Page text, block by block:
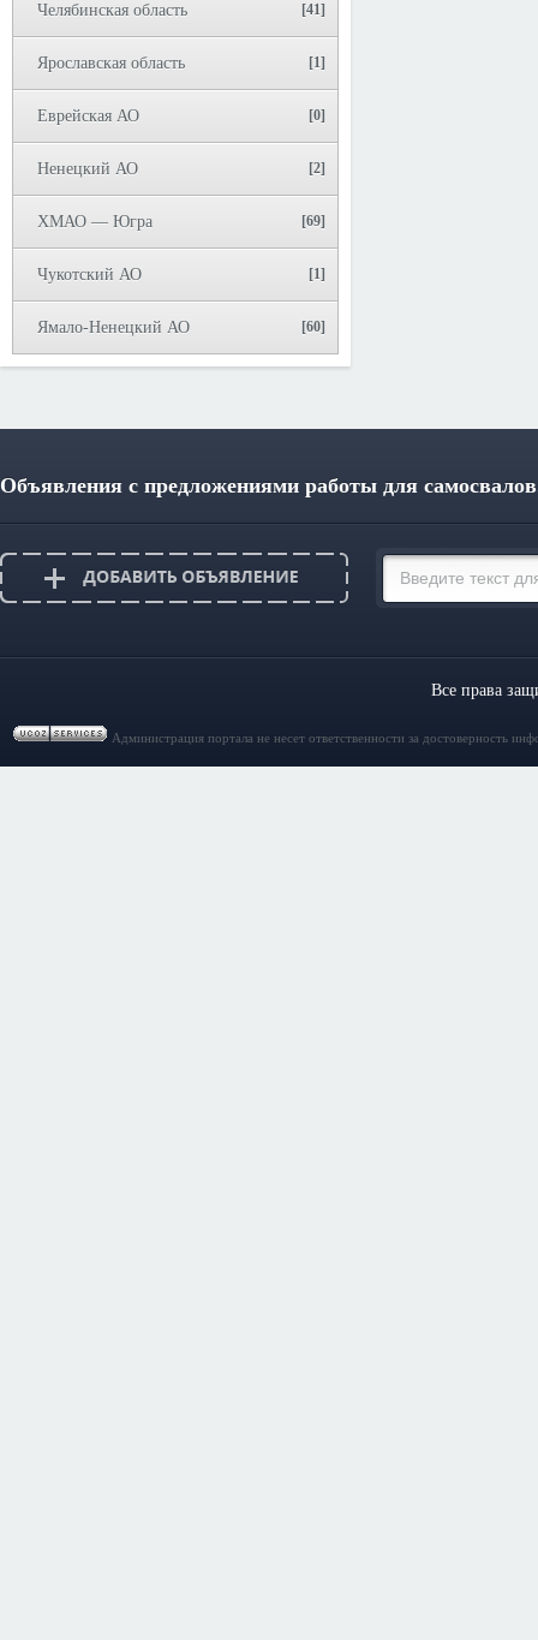
Челябинская область [41]
Ярославская область [1]
Еврейская АО [0]
Ненецкий АО [2]
ХМАО — Югра [69]
Чукотский АО [1]
Ямало-Ненецкий АО [60]
Объявления с предложениями работы для
Все права
Администрация портала не несет ответственности за достоверность